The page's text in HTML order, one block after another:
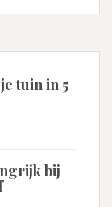
tuin in 5
bij